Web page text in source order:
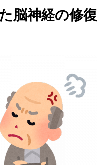
脳神経の修復